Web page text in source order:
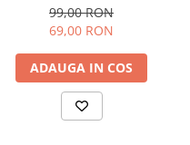
99,00 RON
69,00 RON
ADAUGA IN COS